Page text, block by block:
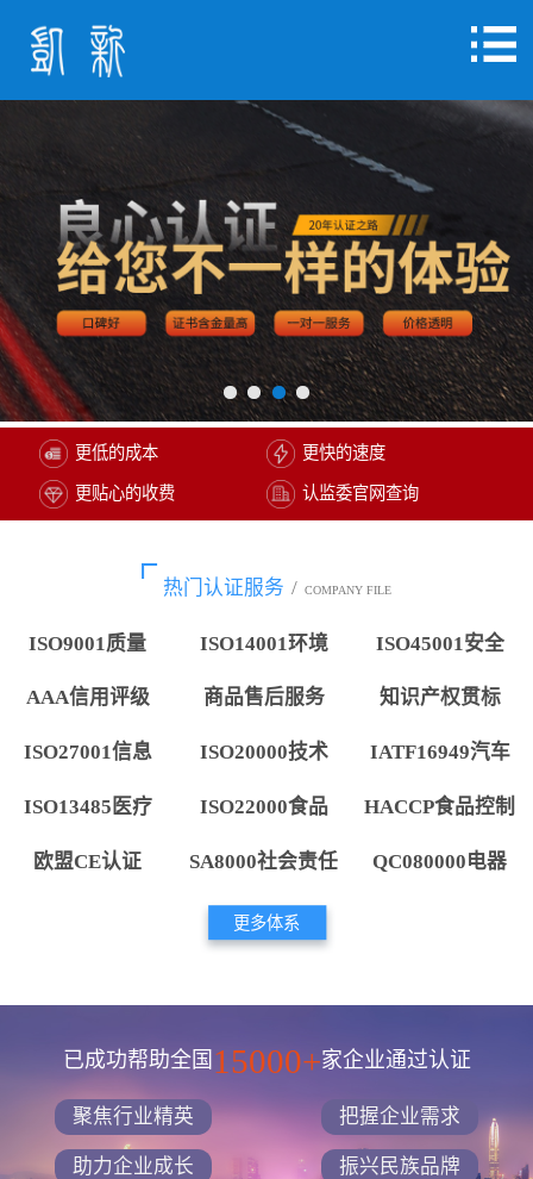
更低的成本 更快的速度
更贴心的收费 认监委官网查询
热门认证服务 / COMPANY FILE
ISO9001质量 ISO14001环境 ISO45001安全
AAA信用评级 商品售后服务 知识产权贯标
ISO27001信息 ISO20000技术 IATF16949汽车
ISO13485医疗 ISO22000食品 HACCP食品控制
欧盟CE认证 SA8000社会责任 QC080000电器
更多体系
已成功帮助全国 15000+家企业通过认证
聚焦行业精英 把握企业需求
助力企业成长 振兴民族品牌